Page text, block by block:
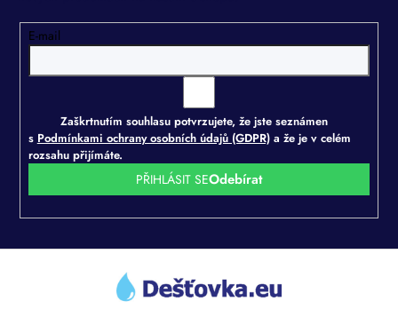
E-mail
Zaškrtnutím souhlasu potvrzujete, že jste seznámen
s Podmínkami ochrany osobních údajů (GDPR)a že je v celém
rozsahu přijímáte.
PŘIHLÁSIT SE
Z